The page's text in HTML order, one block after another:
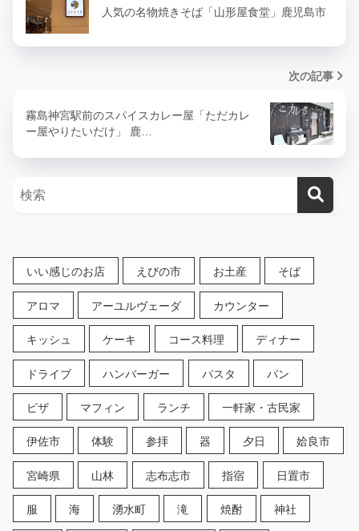
人気の名物焼きそば「山形屋食堂」鹿児島市
次の記事
霧島神宮駅前のスパイスカレー屋「ただカレ
ー屋やりたいだけ」 鹿…
いい感じのお店 えびの市 お土産 そば
アロマ アーユルヴェーダ カウンター
キッシュ ケーキ コース料理 ディナー
ドライブ ハンバーガー パスタ パン
ピザ マフィン ランチ 一軒家・古民家
伊佐市 体験 参拝 器 夕日 姶良市
宮崎県 山林 志布志市 指宿 日置市
服 海 湧水町 滝 焼酎 神社